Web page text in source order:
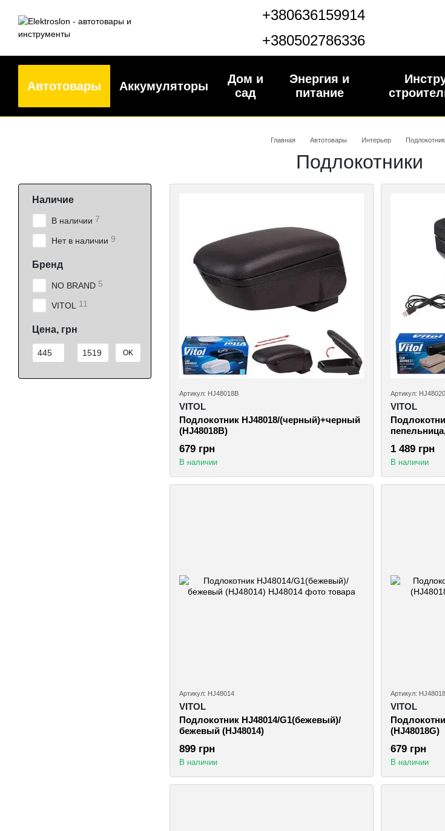
+380636159914
+380502786336
Автотовары Аккумуляторы
Дом и
сад
Энергия и
питание
Главная Автотовары Интерьер
Подлокотники
Артикул: HJ48018B
VITOL
Подлокотник HJ48018/(черный)+черный
(HJ48018B)
679 грн
В наличии
Артикул:
VITOL
1 489 грн
В наличии
Артикул: HJ48014
VITOL
Подлокотник HJ48014/G1(бежевый)/
бежевый (HJ48014)
899 грн
В наличии
Артикул:
VITOL
(HJ48018G)
679 грн
В наличии
Наличие
В наличии 7
Нет в наличии 9
Бренд
NO BRAND 5
VITOL 11
Цена, грн
От Цена, грн
До Цена, грн OK